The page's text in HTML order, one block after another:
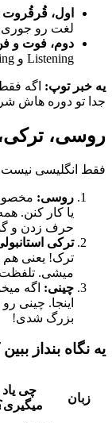
اول، قُرقُروت
لغت رو جوری
دوم، فوت و
Listening و Speaking رو مثل حرفه ای ها تمرین می کنی.
یه خبر توپ: اگه
جدا تو دوره هاش
روسی،
فقط انگلیسی نیست
روسی:
یا کار کنن.
حرف زدن و
ترکی
ترک! یعنی هم
میشی. تلفظت
چینی: اگه
اینجا. چینی
بزرگ شدی!
یه نگاه بنداز
زبان
چی یاد